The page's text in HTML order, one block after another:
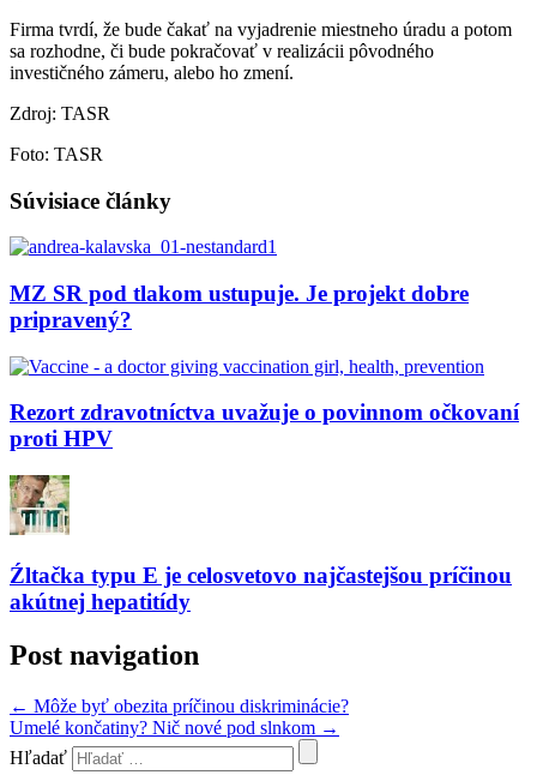
Firma tvrdí, že bude čakať na vyjadrenie miestneho úradu a potom
sa rozhodne, či bude pokračovať v realizácii pôvodného
investičného zámeru, alebo ho zmení.
Zdroj: TASR
Foto: TASR
Súvisiace články
MZ SR pod tlakom ustupuje. Je projekt dobre
pripravený?
Rezort zdravotníctva uvažuje o povinnom očkovaní
proti HPV
Źltačka typu E je celosvetovo najčastejšou príčinou
akútnej hepatitídy
Post navigation
← Môže byť obezita príčinou diskriminácie?
Umelé končatiny? Nič nové pod slnkom →
Hľadať